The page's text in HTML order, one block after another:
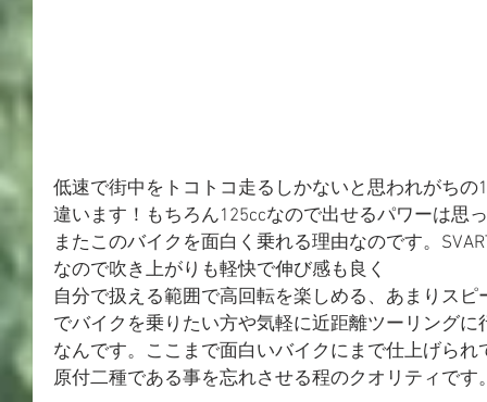
低速で街中をトコトコ走るしかないと思われがちの
違います！もちろん125ccなので出せるパワーは思
またこのバイクを面白く乗れる理由なのです。
なので吹き上がりも軽快で伸び感も良く
自分で扱える範囲で高回転を楽しめる、あまりス
でバイクを乗りたい方や気軽に近距離ツーリング
なんです。ここまで面白いバイクにまで仕上げら
原付二種である事を忘れさせる程のクオリティです